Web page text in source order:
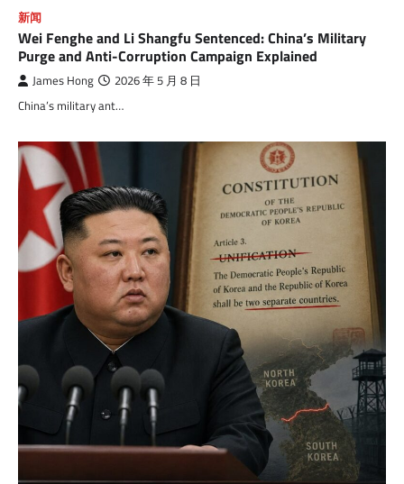
新闻
Wei Fenghe and Li Shangfu Sentenced: China’s Military
Purge and Anti-Corruption Campaign Explained
James Hong 2026 年 5 月 8 日
China’s military ant…